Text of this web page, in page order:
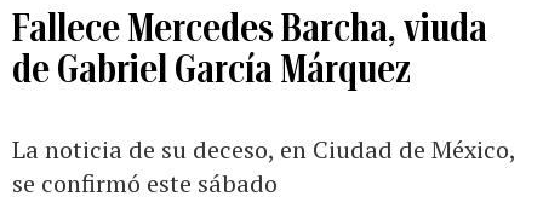
Fallece Mercedes Barcha, viuda
de Gabriel García Márquez
La noticia de su deceso, en Ciudad de México,
se confirmó este sábado